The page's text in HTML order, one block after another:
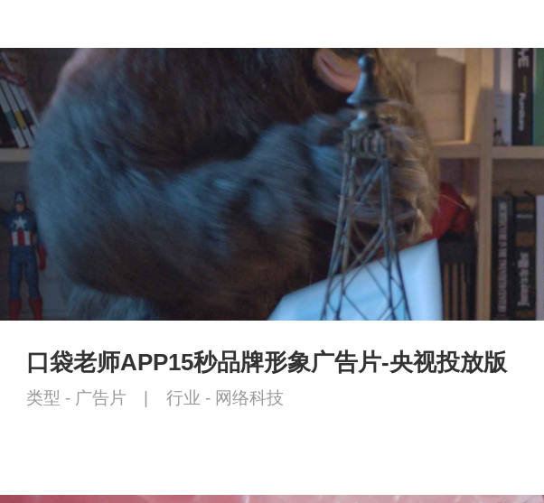
口袋老师APP15秒品牌形象广告片-央视投放版
类型 - 广告片 行业 - 网络科技